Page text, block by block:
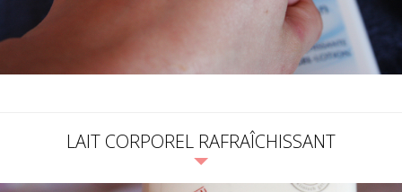
LAIT CORPOREL RAFRAÎCHISSANT